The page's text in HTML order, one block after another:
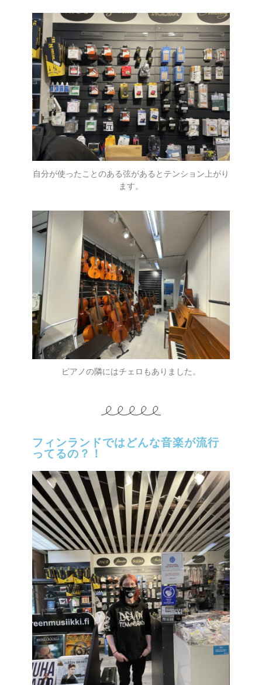
自分が使ったことのある弦があるとテンション上がり
ます。
ピアノの隣にはチェロもありました。
フィンランドではどんな音楽が流行
ってるの？！